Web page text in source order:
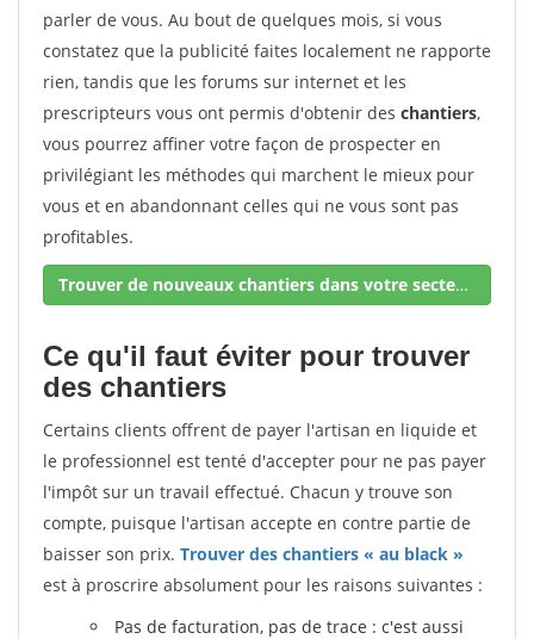
parler de vous. Au bout de quelques mois, si vous
constatez que la publicité faites localement ne rapporte
rien, tandis que les forums sur internet et les
prescripteurs vous ont permis d'obtenir des chantiers,
vous pourrez affiner votre façon de prospecter en
privilégiant les méthodes qui marchent le mieux pour
vous et en abandonnant celles qui ne vous sont pas
profitables.
Trouver de nouveaux chantiers dans votre secteur !
Ce qu'il faut éviter pour trouver
des chantiers
Certains clients offrent de payer l'artisan en liquide et
le professionnel est tenté d'accepter pour ne pas payer
l'impôt sur un travail effectué. Chacun y trouve son
compte, puisque l'artisan accepte en contre partie de
baisser son prix. Trouver des chantiers « au black »
est à proscrire absolument pour les raisons suivantes :
Pas de facturation, pas de trace : c'est aussi